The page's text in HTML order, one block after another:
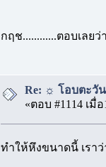
กฤช............ตอบเลย
Re: ☼ โอบตะวัน
«ตอบ #1114 เมื่อ
ทำให้หึงขนาดนี้ เร